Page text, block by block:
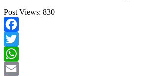
Post Views: 830
Facebook
Twitter
WhatsApp